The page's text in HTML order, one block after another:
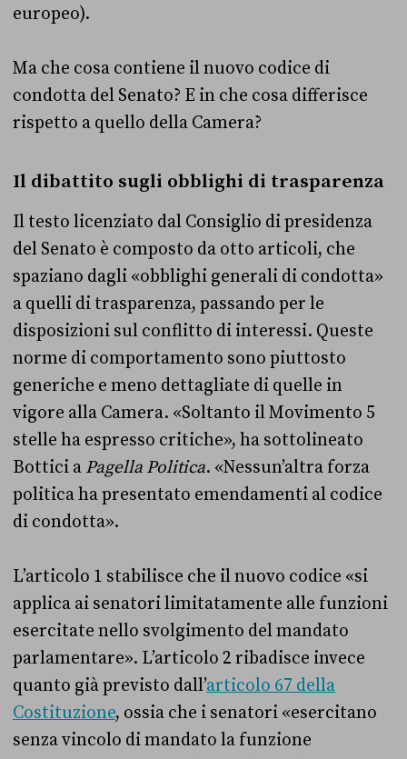
europeo).
Ma che cosa contiene il nuovo codice di
condotta del Senato? E in che cosa differisce
rispetto a quello della Camera?
Il dibattito sugli obblighi di trasparenza
Il testo licenziato dal Consiglio di presidenza
del Senato è composto da otto articoli, che
spaziano dagli «obblighi generali di condotta»
a quelli di trasparenza, passando per le
disposizioni sul conflitto di interessi. Queste
norme di comportamento sono piuttosto
generiche e meno dettagliate di quelle in
vigore alla Camera. «Soltanto il Movimento 5
stelle ha espresso critiche», ha sottolineato
Bottici a Pagella Politica. «Nessun’altra forza
politica ha presentato emendamenti al codice
di condotta».
L’articolo 1 stabilisce che il nuovo codice «si
applica ai senatori limitatamente alle funzioni
esercitate nello svolgimento del mandato
parlamentare». L’articolo 2 ribadisce invece
quanto già previsto dall’articolo 67 della
Costituzione, ossia che i senatori «esercitano
senza vincolo di mandato la funzione